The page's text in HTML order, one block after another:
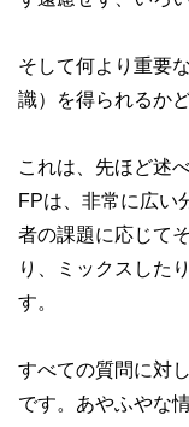
そして何より重要
識）を得られるか
これは、先ほど述
FPは、非常に広い
者の課題に応じて
り、ミックスした
す。
すべての質問に対
です。あやふやな